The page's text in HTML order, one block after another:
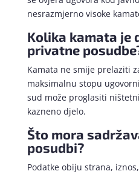
nesrazmjerno visoke
Kolika kamata je
privatne
Kamata ne smije prelaziti
maksimalnu stopu
sud može proglasiti
kazneno djelo.
Što mora
posudbi?
Podatke obiju strana,